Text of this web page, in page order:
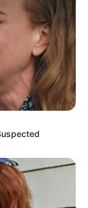
as águas
por pessoas que
ficar atento aos
e árvores
de portas e
deve-se sair
Civil pelo